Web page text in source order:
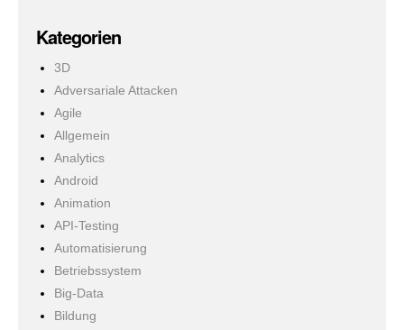
Kategorien
3D
Adversariale Attacken
Agile
Allgemein
Analytics
Android
Animation
API-Testing
Automatisierung
Betriebssystem
Big-Data
Bildung